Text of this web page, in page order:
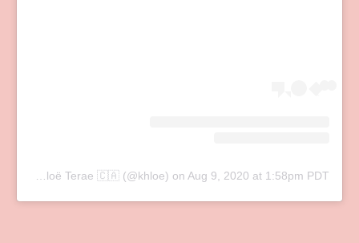
on Aug 9, 2020 at 1:58pm PDT